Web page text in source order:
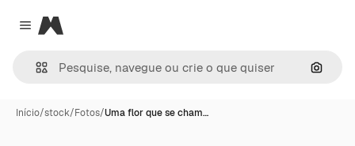
Close menu
Magnific
Início/stock/Fotos/Uma flor que se cham…